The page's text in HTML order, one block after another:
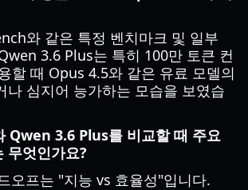
와 같은 특정 벤치마크 및 일부
3.6 Plus는 특히 100만 토큰 컨
할 때 Opus 4.5와 같은 유료 모델의
나 심지어 능가하는 모습을 보였습
Qwen 3.6 Plus를 비교할 때 주요
무엇인가요?
오프는 "지능 vs 효율성"입니다.